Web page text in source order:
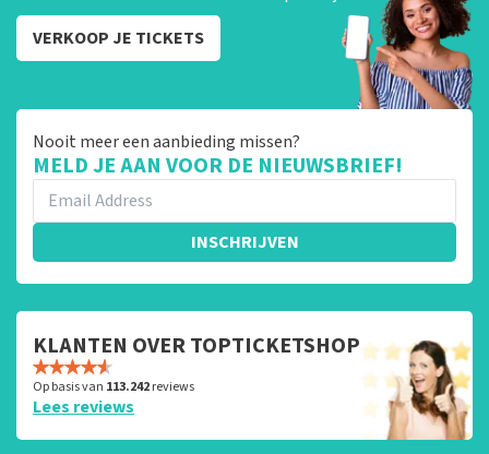
VERKOOP JE TICKETS
Nooit meer een aanbieding missen?
MELD JE AAN VOOR DE NIEUWSBRIEF!
INSCHRIJVEN
KLANTEN OVER TOPTICKETSHOP
Op basis van 113.242reviews
Lees reviews